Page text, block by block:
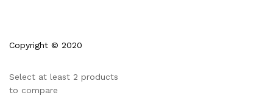
Copyright © 2020
Select at least 2 products
to compare